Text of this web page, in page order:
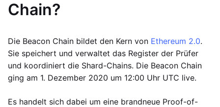
Chain?
Die Beacon Chain bildet den Kern von Ethereum 2.0.
Sie speichert und verwaltet das Register der Prüfer
und koordiniert die Shard-Chains. Die Beacon Chain
ging am 1. Dezember 2020 um 12:00 Uhr UTC live.
Es handelt sich dabei um eine brandneue Proof-of-